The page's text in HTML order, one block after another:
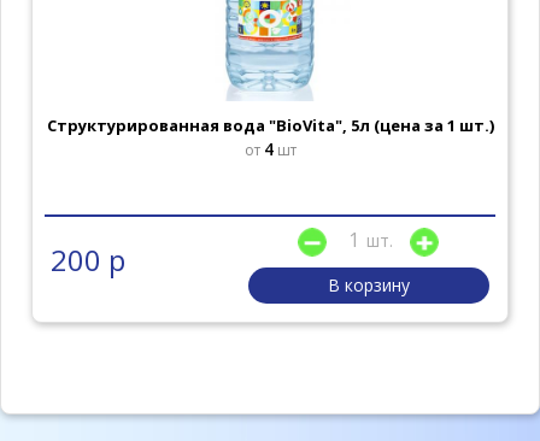
Структурированная вода "BioVita", 5л (цена за 1 шт.)
от 4шт
200 р
шт.
В корзину